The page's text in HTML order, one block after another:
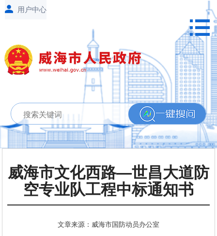
威海市文化西路—世昌大道防
空专业队工程中标通知书
文章来源：威海市国防动员办公室